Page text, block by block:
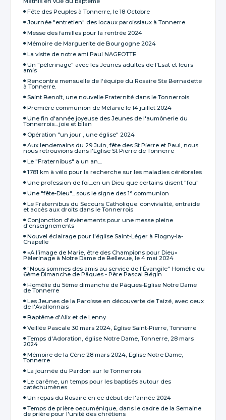
Fête des Peuples à Tonnerre, le 18 Octobre
Journée "entretien" des locaux paroissiaux à Tonnerre
Messe des familles pour la rentrée 2024
Mémoire de Marguerite de Bourgogne 2024
La visite de notre ami Paul NAGEOTTE
Un "pélerinage" avec les Jeunes adultes de l'Esat et leurs
amis
Rencontre mensuelle de l‘équipe du Rosaire Ste Bernadette
à Tonnerre.
Saint Benoît, une nouvelle Fraternité dans le Tonnerrois
Première communion de Mélanie le 14 juillet 2024
Une fin d'année joyeuse des Jeunes de l'aumônerie du
Tonnerrois... joie et bilan
Opération "un jour , une église" 2024
Aux lendemains du 29 Juin, fête des St Pierre et Paul, nous
nous retrouvions dans l'Eglise St Pierre de Tonnerre
Le "Fraternibus" a un an....
1781 km à vélo pour la recherche sur les maladies cérébrales
Une profession de foi....en un Dieu que certains disent "fou"
Une "fête-Dieu"... sous le signe des 1° communion
Le Fraternibus du Secours Catholique: convivialité, entraide
et accès aux droits dans le Tonnerrois
Conjonction d'évènements pour une messe pleine
d'enseignements
Nouvel éclairage pour l'église Saint-Léger à Flogny-la-
Chapelle
«A l’image de Marie, être des Champions pour Dieu»
Pèlerinage à Notre Dame de Bellevue, le 4 mai 2024
"Nous sommes des amis au service de l'Évangile" Homélie du
6ème Dimanche de Pâques - Père Pascal Bégin
Homélie du 5ème dimanche de Pâques-Eglise Notre Dame
de Tonnerre
Les Jeunes de la Paroisse en découverte de Taizé, avec ceux
de l'Avallonnais
Baptême d'Alix et de Lenny
Veillée Pascale 30 mars 2024, Église Saint-Pierre, Tonnerre
Temps d'Adoration, église Notre Dame, Tonnerre, 28 mars
2024
Mémoire de la Cène 28 mars 2024, Eglise Notre Dame,
Tonnerre
La journée du Pardon sur le Tonnerrois
Le carême, un temps pour les baptisés autour des
catéchumènes
Un repas du Rosaire en ce début de l'année 2024
Temps de prière oecuménique, dans le cadre de la Semaine
de prière pour l'unité des chrétiens